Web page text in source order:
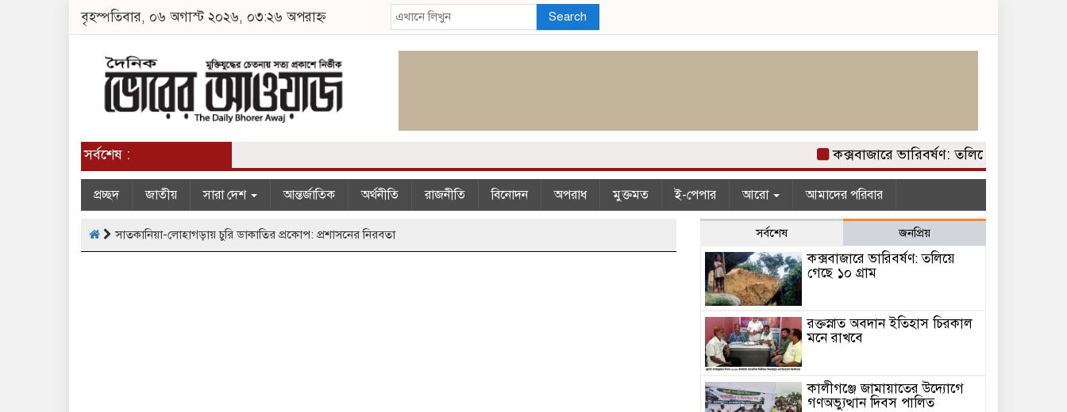
বৃহস্পতিবার, ০৬ অগাস্ট ২০২৬, ০৩:২৬ অপরাহ্ন Search
সর্বশেষ : কক্সবাজারে ভারিবর্ষণ: তলিয়ে গেছে ১০ গ্রাম
প্রচ্ছদ জাতীয় সারা দেশ আন্তর্জাতিক অর্থনীতি রাজনীতি বিনোদন অপরাধ মুক্তমত ই-পেপার আরো আমাদের পরিবার
সাতকানিয়া-লোহাগড়ায় চুরি ডাকাতির প্রকোপ: প্রশাসনের নিরবতা সর্বশেষ জনপ্রিয়
কক্সবাজারে ভারিবর্ষণ: তলিয়ে
গেছে ১০ গ্রাম
রক্তস্নাত অবদান ইতিহাস চিরকাল
মনে রাখবে
কালীগঞ্জে জামায়াতের উদ্যোগে
গণঅভ্যুত্থান দিবস পালিত